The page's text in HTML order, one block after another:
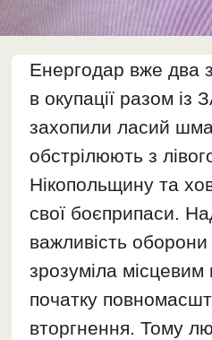
Енергодар вже два
в окупації разом із
захопили ласий
обстрілюють з
Нікопольщину та
свої боєприпаси.
важливість
зрозуміла
початку
вторгнення. Тому